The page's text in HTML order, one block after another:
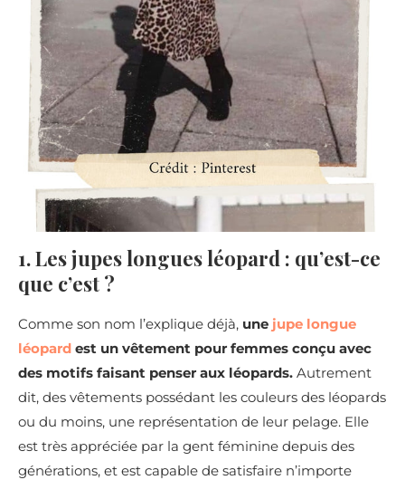
1. Les jupes longues léopard : qu’est-ce
que c’est ?
Comme son nom l’explique déjà, une jupe longue
léopard est un vêtement pour femmes conçu avec
des motifs faisant penser aux léopards. Autrement
dit, des vêtements possédant les couleurs des léopards
ou du moins, une représentation de leur pelage. Elle
est très appréciée par la gent féminine depuis des
générations, et est capable de satisfaire n’importe